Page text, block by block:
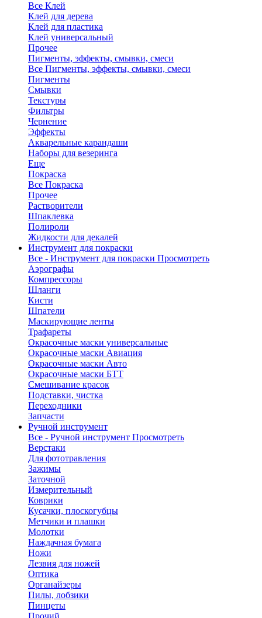
Все Клей
Клей для дерева
Клей для пластика
Клей универсальный
Прочее
Пигменты, эффекты, смывки, смеси
Все Пигменты, эффекты, смывки, смеси
Пигменты
Смывки
Текстуры
Фильтры
Чернение
Эффекты
Акварельные карандаши
Наборы для везеринга
Еще
Покраска
Все Покраска
Прочее
Растворители
Шпаклевка
Полироли
Жидкости для декалей
Инструмент для покраски
Все - Инструмент для покраски Просмотреть
Аэрографы
Компрессоры
Шланги
Кисти
Шпатели
Маскирующие ленты
Трафареты
Окрасочные маски универсальные
Окрасочные маски Авиация
Окрасочные маски Авто
Окрасочные маски БТТ
Смешивание красок
Подставки, чистка
Переходники
Запчасти
Ручной инструмент
Все - Ручной инструмент Просмотреть
Верстаки
Для фототравления
Зажимы
Заточной
Измерительный
Коврики
Кусачки, плоскогубцы
Метчики и плашки
Молотки
Наждачная бумага
Ножи
Лезвия для ножей
Оптика
Органайзеры
Пилы, лобзики
Пинцеты
Прочий